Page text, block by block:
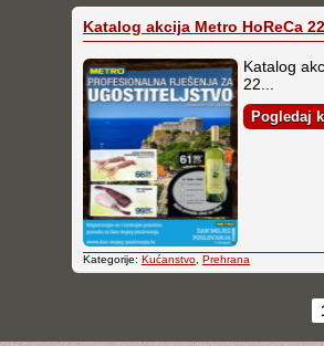
Katalog akcija Metro HoReCa
Katalog
22...
Pogledaj
Kategorije: Kućanstvo Prehrana